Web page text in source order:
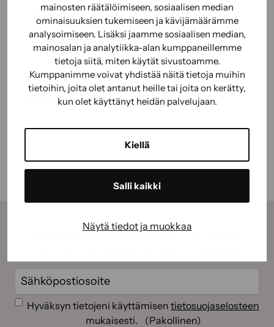
mainosten räätälöimiseen, sosiaalisen median
ominaisuuksien tukemiseen ja kävijämäärämme
analysoimiseen. Lisäksi jaamme sosiaalisen median,
mainosalan ja analytiikka-alan kumppaneillemme
tietoja siitä, miten käytät sivustoamme.
Kumppanimme voivat yhdistää näitä tietoja muihin
tietoihin, joita olet antanut heille tai joita on kerätty,
kun olet käyttänyt heidän palvelujaan.
Kiellä
Salli kaikki
Näytä tiedot ja muokkaa
Selkämateriaali: PVC
Liima-aine: Liuotinpohjainen akryyliliima
Käyttölämpötila (väli): -50 … +80°C
Käyttöohje
Sähköposti
(Pakollinen)
Suostumus (Pakollinen)
Hyväksyn tietojeni käyttämisen tietosuojaselosteen
mukaisesti.
(Pakollinen)